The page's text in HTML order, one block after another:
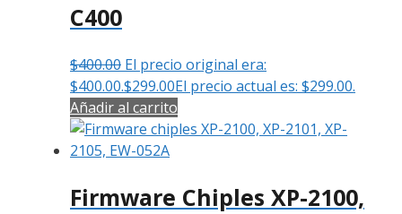
C400
$400.00 El precio original era:
$400.00.$299.00El precio actual es: $299.00.
Añadir al carrito
Firmware Chiples XP-2100,